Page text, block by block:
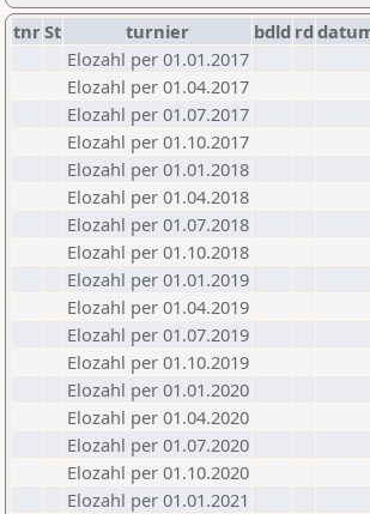
tnrSt turnier bdld rd
Elozahl per 01.01.2017
Elozahl per 01.04.2017
Elozahl per 01.07.2017
Elozahl per 01.10.2017
Elozahl per 01.01.2018
Elozahl per 01.04.2018
Elozahl per 01.07.2018
Elozahl per 01.10.2018
Elozahl per 01.01.2019
Elozahl per 01.04.2019
Elozahl per 01.07.2019
Elozahl per 01.10.2019
Elozahl per 01.01.2020
Elozahl per 01.04.2020
Elozahl per 01.07.2020
Elozahl per 01.10.2020
Elozahl per 01.01.2021